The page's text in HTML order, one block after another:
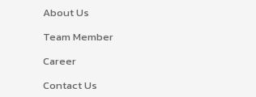
About Us
Team Member
Career
Contact Us